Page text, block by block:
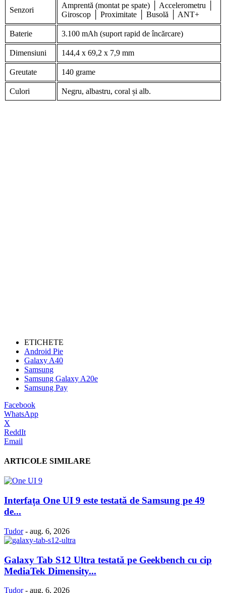
Senzori
Amprentă (montat pe spate) │ Accelerometru │
Giroscop │ Proximitate │ Busolă │ ANT+
Baterie 3.100 mAh (suport rapid de încărcare)
Dimensiuni 144,4 x 69,2 x 7,9 mm
Greutate 140 grame
Culori Negru, albastru, coral și alb.
ETICHETE
Android Pie
Galaxy A40
Samsung
Samsung Galaxy A20e
Samsung Pay
Facebook
WhatsApp
X
ReddIt
Email
ARTICOLE SIMILARE
Interfața One UI 9 este testată de Samsung pe 49
de...
Tudor - aug. 6, 2026
Galaxy Tab S12 Ultra testată pe Geekbench cu cip
MediaTek Dimensity...
Tudor - aug. 6, 2026